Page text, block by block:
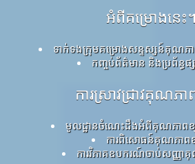
អំពីគម្រោងនេះ។
ទាក់ទងក្រុមគម្រោងសន្ទស្សន៍គុណ
កញ្ចប់ព័ត៌មាន និងប្រព័ន្ធផ្
ការស្រាវជ្រាវគុណភ
មូលដ្ឋានចំណេះដឹងអំពីគុណភាព
ការពិសោធន៍គុណភាព
ការវិភាគឧបករណ៍ចាប់សញ្ញ